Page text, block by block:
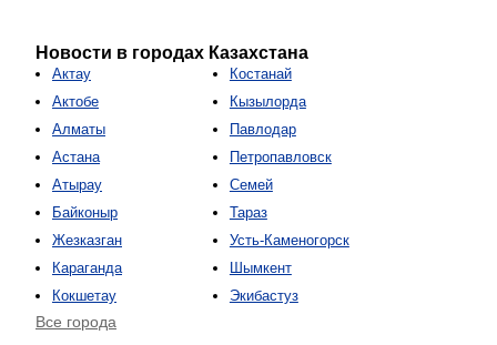
Новости в городах Казахстана
Актау
Актобе
Алматы
Астана
Атырау
Байконыр
Жезказган
Караганда
Кокшетау
Костанай
Кызылорда
Павлодар
Петропавловск
Семей
Тараз
Усть-Каменогорск
Шымкент
Экибастуз
Все города